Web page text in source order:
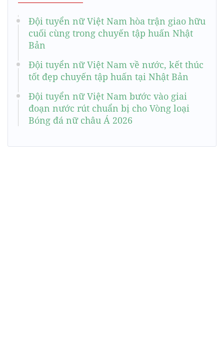
Đội tuyển nữ Việt Nam hòa trận giao hữu
cuối cùng trong chuyến tập huấn Nhật
Bản
Đội tuyển nữ Việt Nam về nước, kết thúc
tốt đẹp chuyến tập huấn tại Nhật Bản
Đội tuyển nữ Việt Nam bước vào giai
đoạn nước rút chuẩn bị cho Vòng loại
Bóng đá nữ châu Á 2026